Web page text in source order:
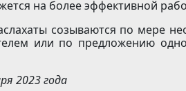
на более эффективной
созываются по мере
или по предложению
2023 года